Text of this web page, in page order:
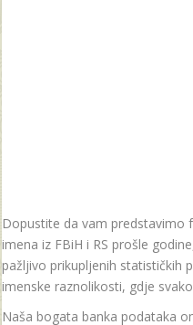
Dopustite da vam predstavimo
imena iz FBiH i RS prošle
pažljivo prikupljenih statističkih
imenske raznolikosti, gdje
Naša bogata banka podataka